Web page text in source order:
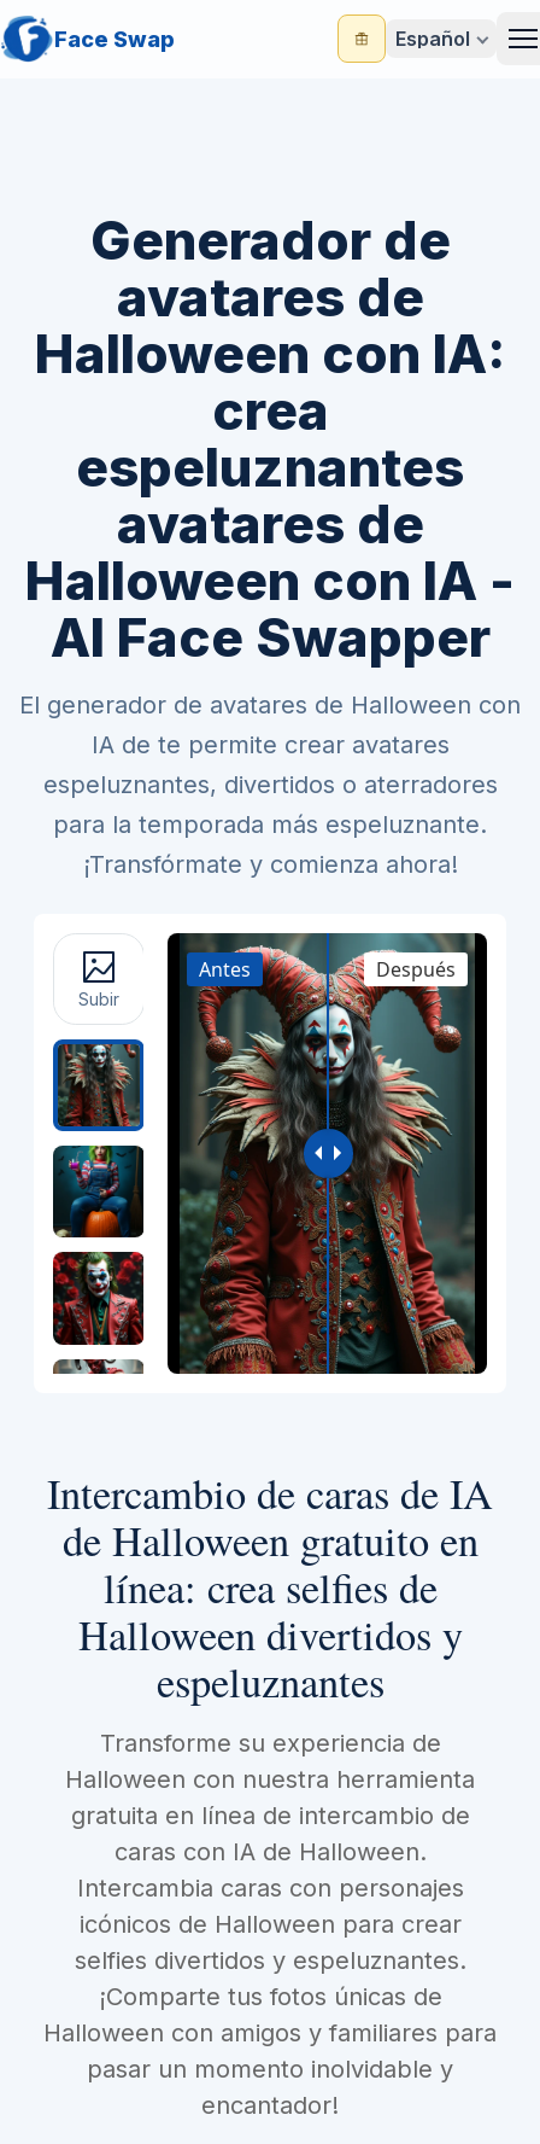
Face Swap Español
Generador de
avatares de
Halloween con IA:
crea
espeluznantes
avatares de
Halloween con IA -
AI Face Swapper
El generador de avatares de Halloween con
IA de te permite crear avatares
espeluznantes, divertidos o aterradores
para la temporada más espeluznante.
¡Transfórmate y comienza ahora!
Subir
Después
Antes
Intercambio de caras de IA
de Halloween gratuito en
línea: crea selfies de
Halloween divertidos y
espeluznantes
Transforme su experiencia de
Halloween con nuestra herramienta
gratuita en línea de intercambio de
caras con IA de Halloween.
Intercambia caras con personajes
icónicos de Halloween para crear
selfies divertidos y espeluznantes.
¡Comparte tus fotos únicas de
Halloween con amigos y familiares para
pasar un momento inolvidable y
encantador!